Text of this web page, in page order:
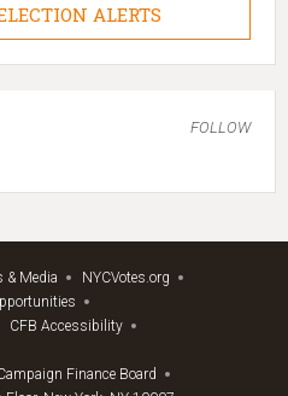
ALERTS
FOLLOW
& Media
NYCVotes.org
CFB Accessibility
Finance Board